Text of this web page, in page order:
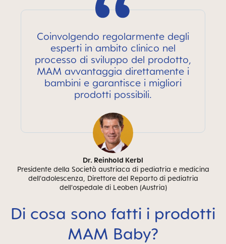
Coinvolgendo regolarmente degli
esperti in ambito clinico nel
processo di sviluppo del prodotto,
MAM avvantaggia direttamente i
bambini e garantisce i migliori
prodotti possibili.
Dr. Reinhold Kerbl
Presidente della Società austriaca di pediatria e medicina
dell'adolescenza, Direttore del Reparto di pediatria
dell'ospedale di Leoben (Austria)
Di cosa sono fatti i prodotti
MAM Baby?